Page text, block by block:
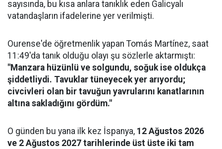
sayısında, bu kısa anlara tanıklık eden Galicyalı
vatandaşların ifadelerine yer verilmişti.
Ourense'de öğretmenlik yapan Tomás Martínez, saat
11:49'da tanık olduğu olayı şu sözlerle aktarmıştı:
"Manzara hüzünlü ve solgundu, soğuk ise oldukça
şiddetliydi. Tavuklar tüneyecek yer arıyordu;
civcivleri olan bir tavuğun yavrularını kanatlarının
altına sakladığını gördüm."
O günden bu yana ilk kez İspanya, 12 Ağustos 2026
ve 2 Ağustos 2027 tarihlerinde üst üste iki tam